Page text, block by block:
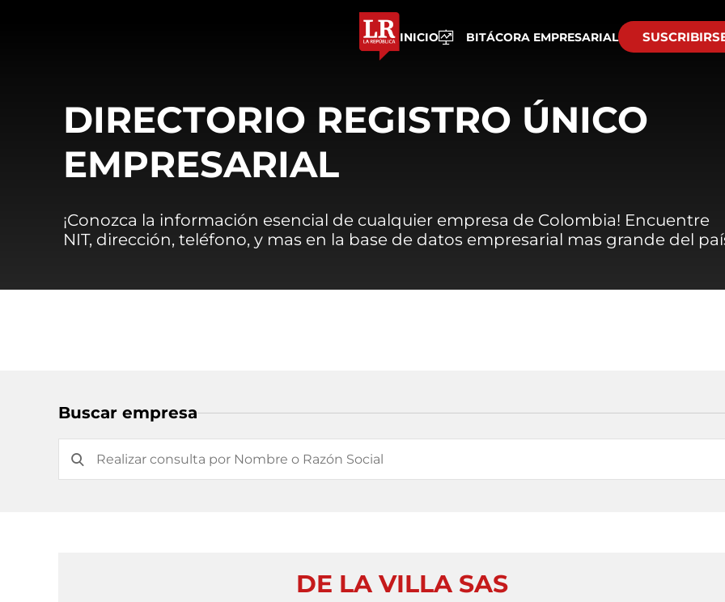
INICIO BITÁCORA EMPRESARIAL
DIRECTORIO REGISTRO ÚNICO
EMPRESARIAL
¡Conozca la información esencial de cualquier empresa de Colombia! Encuentre
NIT, dirección, teléfono, y mas en la base de datos empresarial mas grande del
Buscar empresa
DE LA VILLA SAS